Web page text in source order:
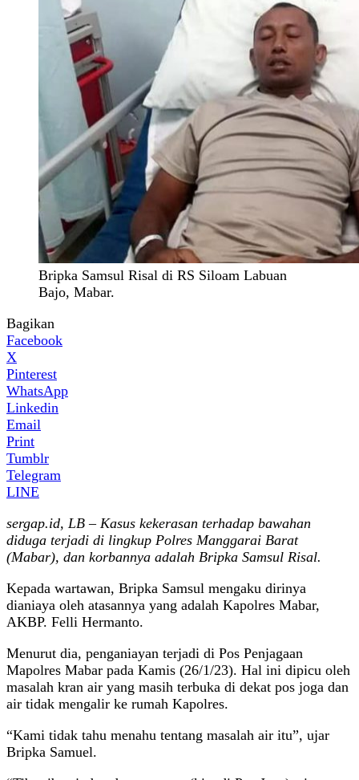
Bripka Samsul Risal di RS Siloam Labuan
Bajo, Mabar.
Bagikan
Facebook
X
Pinterest
WhatsApp
Linkedin
Email
Print
Tumblr
Telegram
LINE
sergap.id, LB – Kasus kekerasan terhadap bawahan
diduga terjadi di lingkup Polres Manggarai Barat
(Mabar), dan korbannya adalah Bripka Samsul Risal.
Kepada wartawan, Bripka Samsul mengaku dirinya
dianiaya oleh atasannya yang adalah Kapolres Mabar,
AKBP. Felli Hermanto.
Menurut dia, penganiayan terjadi di Pos Penjagaan
Mapolres Mabar pada Kamis (26/1/23). Hal ini dipicu oleh
masalah kran air yang masih terbuka di dekat pos joga dan
air tidak mengalir ke rumah Kapolres.
“Kami tidak tahu menahu tentang masalah air itu”, ujar
Bripka Samuel.